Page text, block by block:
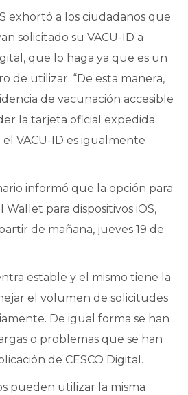
exhortó a los ciudadanos que
solicitado su VACU-ID a
que lo haga ya que es un
de utilizar. “De esta manera,
de vacunación accesible
la tarjeta oficial expedida
el VACU-ID es igualmente
informó que la opción para
Wallet para dispositivos iOS,
de mañana, jueves 19 de
estable y el mismo tiene la
el volumen de solicitudes
De igual forma se han
o problemas que se han
de CESCO Digital.
pueden utilizar la misma